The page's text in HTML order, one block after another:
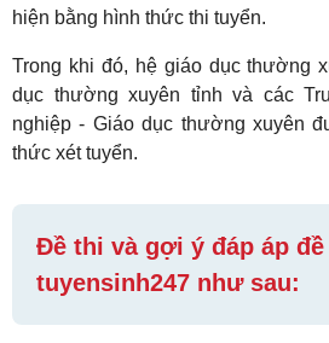
hiện bằng hình thức thi tuyển.
Trong khi đó, hệ giáo dục thường
dục thường xuyên tỉnh và các
nghiệp - Giáo dục thường xuyên
thức xét tuyển.
Đề thi và gợi ý đáp áp
tuyensinh247 như sau: